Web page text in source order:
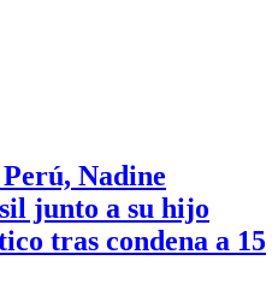
Nadine
junto a su hijo
tras condena a 15